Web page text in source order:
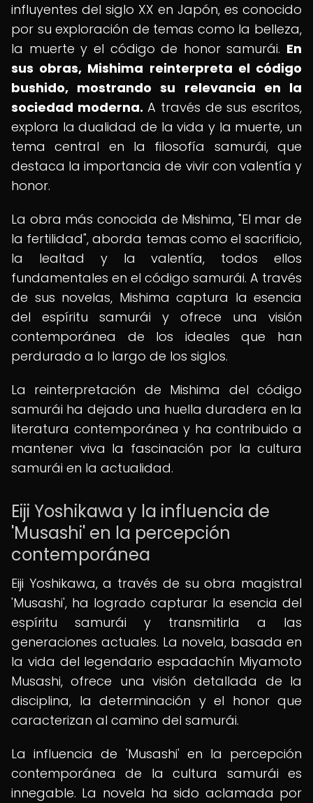
influyentes del siglo XX en Japón, es conocido
por su exploración de temas como la belleza,
la muerte y el código de honor samurái. En
sus obras, Mishima reinterpreta el código
bushido, mostrando su relevancia en la
sociedad moderna. A través de sus escritos,
explora la dualidad de la vida y la muerte, un
tema central en la filosofía samurái, que
destaca la importancia de vivir con valentía y
honor.
La obra más conocida de Mishima, "El mar de
la fertilidad", aborda temas como el sacrificio,
la lealtad y la valentía, todos ellos
fundamentales en el código samurái. A través
de sus novelas, Mishima captura la esencia
del espíritu samurái y ofrece una visión
contemporánea de los ideales que han
perdurado a lo largo de los siglos.
La reinterpretación de Mishima del código
samurái ha dejado una huella duradera en la
literatura contemporánea y ha contribuido a
mantener viva la fascinación por la cultura
samurái en la actualidad.
Eiji Yoshikawa y la influencia de
'Musashi' en la percepción
contemporánea
Eiji Yoshikawa, a través de su obra magistral
'Musashi', ha logrado capturar la esencia del
espíritu samurái y transmitirla a las
generaciones actuales. La novela, basada en
la vida del legendario espadachín Miyamoto
Musashi, ofrece una visión detallada de la
disciplina, la determinación y el honor que
caracterizan al camino del samurái.
La influencia de 'Musashi' en la percepción
contemporánea de la cultura samurái es
innegable. La novela ha sido aclamada por